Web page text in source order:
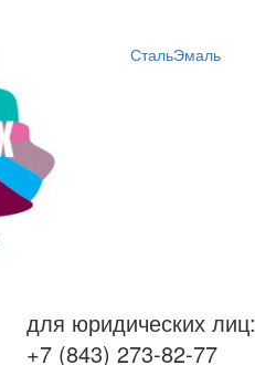
СтальЭмаль
для юридических лиц:
+7 (843) 273-82-77